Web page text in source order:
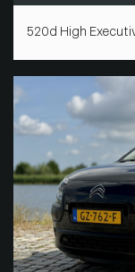
520d High